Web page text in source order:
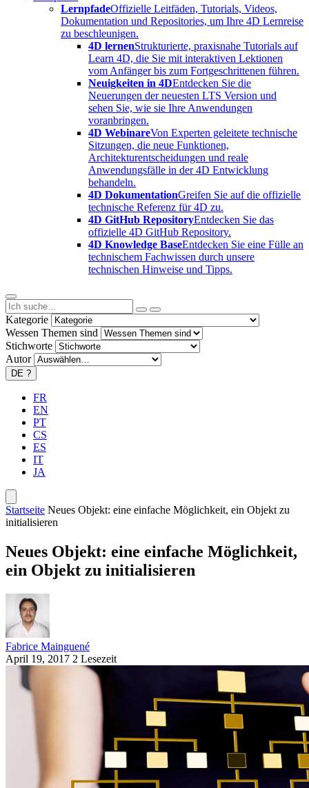
LernpfadeOffizielle Leitfäden, Tutorials, Videos,
Dokumentation und Repositories, um Ihre 4D Lernreise
zu beschleunigen.
4D lernenStrukturierte, praxisnahe Tutorials auf
Learn 4D, die Sie mit interaktiven Lektionen
vom Anfänger bis zum Fortgeschrittenen führen.
Neuigkeiten in 4DEntdecken Sie die
Neuerungen der neuesten LTS Version und
sehen Sie, wie sie Ihre Anwendungen
voranbringen.
4D WebinareVon Experten geleitete technische
Sitzungen, die neue Funktionen,
Architekturentscheidungen und reale
Anwendungsfälle in der 4D Entwicklung
behandeln.
4D DokumentationGreifen Sie auf die offizielle
technische Referenz für 4D zu.
4D GitHub RepositoryEntdecken Sie das
offizielle 4D GitHub Repository.
4D Knowledge BaseEntdecken Sie eine Fülle an
technischem Fachwissen durch unsere
technischen Hinweise und Tipps.
Kategorie
Wessen Themen sind
Stichworte
Autor
DE ?
FR
EN
PT
CS
ES
IT
JA
Startseite Neues Objekt: eine einfache Möglichkeit, ein Objekt zu
initialisieren
Neues Objekt: eine einfache Möglichkeit,
ein Objekt zu initialisieren
Fabrice Mainguené
April 19, 2017 2 Lesezeit